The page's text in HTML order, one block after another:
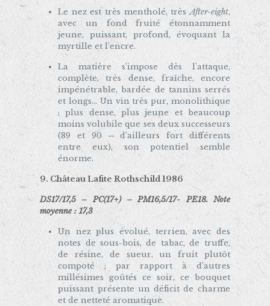
Le nez est très mentholé, trèsAfter-eight,
avec un fond fruité étonnamment
jeune, puissant, profond, évoquant la
myrtille et l’encre.
La matière s’impose dès l’attaque,
complète, très dense, fraîche, encore
impénétrable, bardée de tannins serrés
et longs… Un vin très pur, monolithique
; plus dense, plus jeune et beaucoup
moins volubile que ses deux successeurs
(89 et 90 ─ d’ailleurs fort différents
entre eux), son potentiel semble
énorme.
9. Château Lafite Rothschild 1986
DS17/17,5 – PC(17+) – PM16,5/17- PE18. Note
moyenne : 17,3
Un nez plus évolué, terrien, avec des
notes de sous-bois, de tabac, de truffe,
de résine, de sueur, un fruit plutôt
compoté ; par rapport à d’autres
millésimes goûtés ce soir, ce bouquet
puissant présente un déficit de charme
et de netteté aromatique.